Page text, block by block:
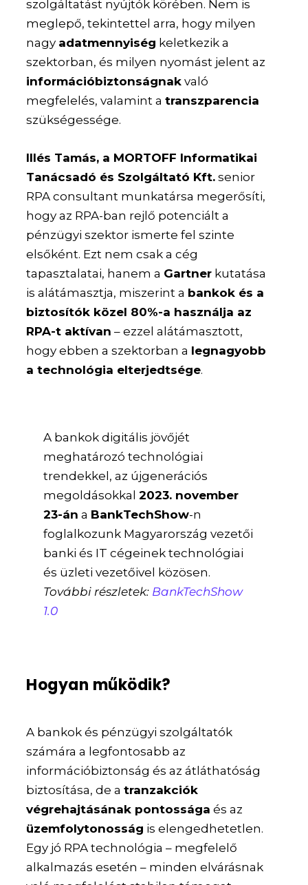
szolgáltatást nyújtók körében. Nem is
meglepő, tekintettel arra, hogy milyen
nagy adatmennyiség keletkezik a
szektorban, és milyen nyomást jelent az
információbiztonságnak való
megfelelés, valamint atranszparencia
szükségessége.
Illés Tamás, a MORTOFF Informatikai
Tanácsadó és Szolgáltató Kft. senior
RPA consultant munkatársa megerősíti,
hogy az RPA-ban rejlő potenciált a
pénzügyi szektor ismerte fel szinte
elsőként. Ezt nem csak a cég
tapasztalatai, hanem a Gartner kutatása
is alátámasztja, miszerint a bankok és a
biztosítók közel 80%-a használja az
RPA-t aktívan – ezzel alátámasztott,
hogy ebben a szektorban a legnagyobb
a technológia elterjedtsége.
A bankok digitális jövőjét
meghatározó technológiai
trendekkel, az újgenerációs
megoldásokkal2023. november
23-án a BankTechShow-n
foglalkozunk Magyarország vezetői
banki és IT cégeinek technológiai
és üzleti vezetőivel közösen.
További részletek: BankTechShow
1.0
Hogyan működik?
A bankok és pénzügyi szolgáltatók
számára a legfontosabb az
információbiztonság és az átláthatóság
biztosítása, de atranzakciók
végrehajtásának pontossága és az
üzemfolytonosság is elengedhetetlen.
Egy jó RPA technológia – megfelelő
alkalmazás esetén – minden elvárásnak